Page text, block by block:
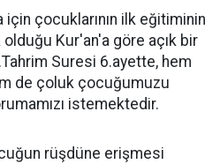
çocukları­nın ilk eğitiminin
Kur'an'a göre açık bir
Suresi 6.ayette, hem
de çoluk çocuğumuzu
istemektedir.
rüşdüne erişmesi